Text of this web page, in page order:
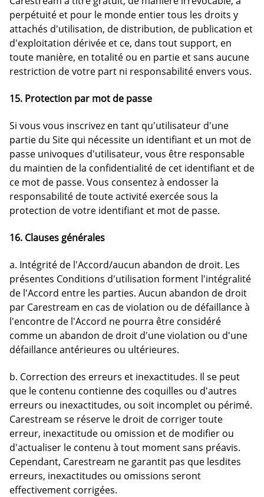
perpétuité et pour le monde entier tous les droits y
attachés d'utilisation, de distribution, de publication et
d'exploitation dérivée et ce, dans tout support, en
toute manière, en totalité ou en partie et sans aucune
restriction de votre part ni responsabilité envers vous.
15. Protection par mot de passe
Si vous vous inscrivez en tant qu'utilisateur d'une
partie du Site qui nécessite un identifiant et un mot de
passe univoques d'utilisateur, vous être responsable
du maintien de la confidentialité de cet identifiant et de
ce mot de passe. Vous consentez à endosser la
responsabilité de toute activité exercée sous la
protection de votre identifiant et mot de passe.
16. Clauses générales
a. Intégrité de l'Accord/aucun abandon de droit. Les
présentes Conditions d'utilisation forment l'intégralité
de l'Accord entre les parties. Aucun abandon de droit
par Carestream en cas de violation ou de défaillance à
l'encontre de l'Accord ne pourra être considéré
comme un abandon de droit d'une violation ou d'une
défaillance antérieures ou ultérieures.
b. Correction des erreurs et inexactitudes. Il se peut
que le contenu contienne des coquilles ou d'autres
erreurs ou inexactitudes, ou soit incomplet ou périmé.
Carestream se réserve le droit de corriger toute
erreur, inexactitude ou omission et de modifier ou
d'actualiser le contenu à tout moment sans préavis.
Cependant, Carestream ne garantit pas que lesdites
erreurs, inexactitudes ou omissions seront
effectivement corrigées.